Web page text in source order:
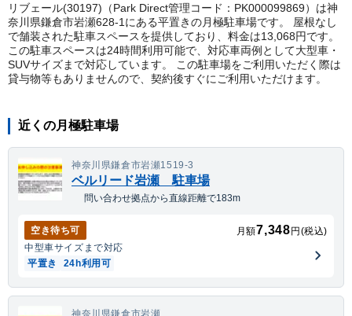
リブェール(30197)（Park Direct管理コード：PK000099869）は神
奈川県鎌倉市岩瀬628-1にある平置きの月極駐車場です。 屋根なし
で舗装された駐車スペースを提供しており、料金は13,068円です。
この駐車スペースは24時間利用可能で、対応車両例として大型車・
SUVサイズまで対応しています。 この駐車場をご利用いただく際は
貸与物等もありませんので、契約後すぐにご利用いただけます。
近くの月極駐車場
神奈川県鎌倉市岩瀬1519-3
ベルリード岩瀬 駐車場
問い合わせ拠点から直線距離で183m
空き待ち可 月額7,348円(税込)
中型車サイズまで対応
平置き
24h利用可
神奈川県鎌倉市岩瀬